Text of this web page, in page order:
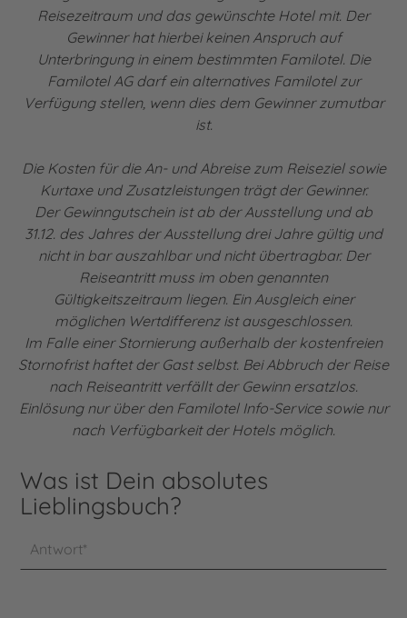
Reisezeitraum und das gewünschte Hotel mit. Der
Gewinner hat hierbei keinen Anspruch auf
Unterbringung in einem bestimmten Familotel. Die
Familotel AG darf ein alternatives Familotel zur
Verfügung stellen, wenn dies dem Gewinner zumutbar
ist.
Die Kosten für die An- und Abreise zum Reiseziel sowie
Kurtaxe und Zusatzleistungen trägt der Gewinner.
Der Gewinngutschein ist ab der Ausstellung und ab
31.12. des Jahres der Ausstellung drei Jahre gültig und
nicht in bar auszahlbar und nicht übertragbar. Der
Reiseantritt muss im oben genannten
Gültigkeitszeitraum liegen. Ein Ausgleich einer
möglichen Wertdifferenz ist ausgeschlossen.
Im Falle einer Stornierung außerhalb der kostenfreien
Stornofrist haftet der Gast selbst. Bei Abbruch der Reise
nach Reiseantritt verfällt der Gewinn ersatzlos.
Einlösung nur über den Familotel Info-Service sowie nur
nach Verfügbarkeit der Hotels möglich.
Was ist Dein absolutes
Lieblingsbuch?
Antwort*